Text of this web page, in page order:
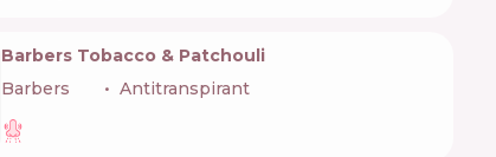
Barbers Tobacco & Patchouli
Barbers
Antitranspirant